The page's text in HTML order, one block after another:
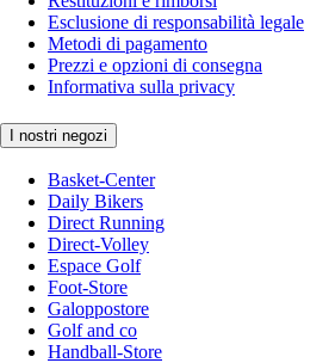
Esclusione di responsabilità legale
Metodi di pagamento
Prezzi e opzioni di consegna
Informativa sulla privacy
I nostri negozi
Basket-Center
Daily Bikers
Direct Running
Direct-Volley
Espace Golf
Foot-Store
Galoppostore
Golf and co
Handball-Store